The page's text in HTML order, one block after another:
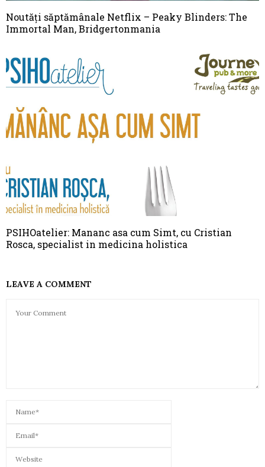
Noutăți săptămânale Netflix – Peaky Blinders: The
Immortal Man, Bridgertonmania
PSIHOatelier: Mananc asa cum Simt, cu Cristian
Rosca, specialist in medicina holistica
LEAVE A COMMENT